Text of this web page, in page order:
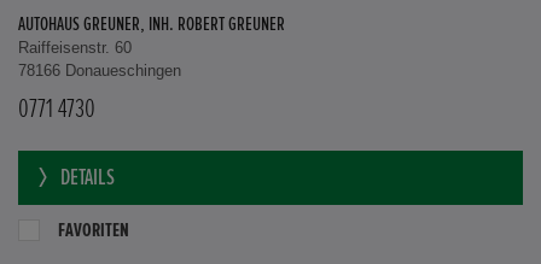
AUTOHAUS GREUNER, INH. ROBERT GREUNER
Raiffeisenstr. 60
78166 Donaueschingen
0771 4730
DETAILS
FAVORITEN